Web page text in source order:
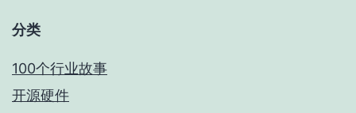
分类
100个行业故事
开源硬件